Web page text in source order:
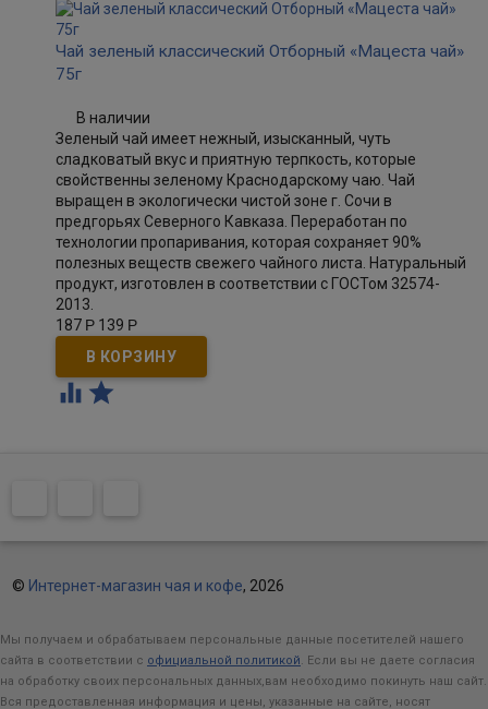
Чай зеленый классический Отборный «Мацеста чай»
75г
В наличии
Зеленый чай имеет нежный, изысканный, чуть
сладковатый вкус и приятную терпкость, которые
свойственны зеленому Краснодарскому чаю. Чай
выращен в экологически чистой зоне г. Сочи в
предгорьях Северного Кавказа. Переработан по
технологии пропаривания, которая сохраняет 90%
полезных веществ свежего чайного листа. Натуральный
продукт, изготовлен в соответствии с ГОСТом 32574-
2013.
187 Р 139 Р
 
© Интернет-магазин чая и кофе, 2026
Мы получаем и обрабатываем персональные данные посетителей нашего
сайта в соответствии с официальной политикой. Если вы не даете согласия
на обработку своих персональных данных,вам необходимо покинуть наш сайт.
Вся предоставленная информация и цены, указанные на сайте, носят